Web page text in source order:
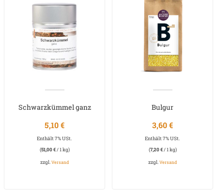
Schwarzkümmel ganz
5,10€
Enthält 7% USt.
(51,00€/ 1 kg)
zzgl.Versand
Bulgur
3,60€
Enthält 7% USt.
(7,20€/ 1 kg)
zzgl.Versand